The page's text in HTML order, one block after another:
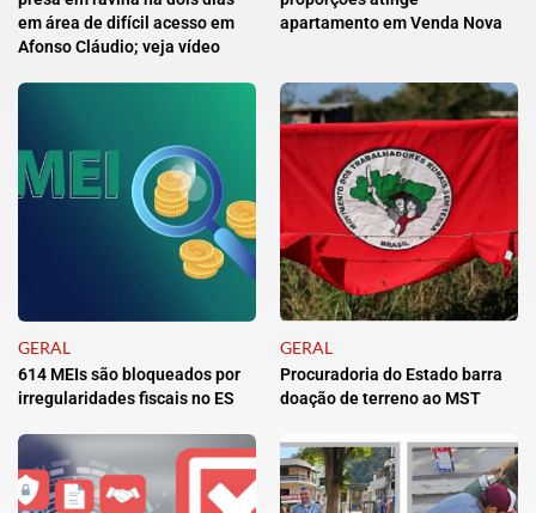
em área de difícil acesso em
Afonso Cláudio; veja vídeo
apartamento em Venda Nova
GERAL
614 MEIs são bloqueados por
irregularidades fiscais no ES
GERAL
Procuradoria do Estado barra
doação de terreno ao MST